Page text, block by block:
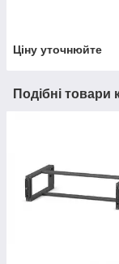
Ціну уточнюйте
Подібні товари